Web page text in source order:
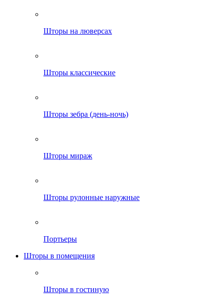
Шторы на люверсах
Шторы классические
Шторы зебра (день-ночь)
Шторы мираж
Шторы рулонные наружные
Портьеры
Шторы в помещения
Шторы в гостиную